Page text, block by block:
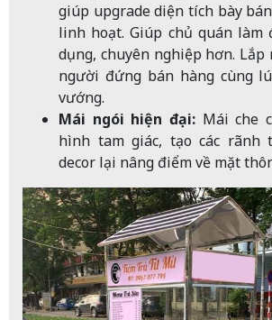
giúp upgrade diện tích bày
linh hoạt. Giúp chủ quán làm
dụng, chuyên nghiệp hơn.
người đứng bán hàng cùng
vướng.
Mái ngói hiện đại: Mái che
hình tam giác, tạo các rãnh
decor lại nâng điểm về mặt